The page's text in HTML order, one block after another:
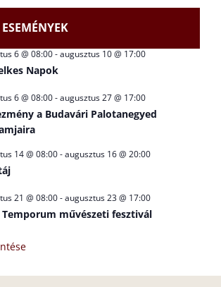
6 @ 08:00-augusztus 10 @ 17:00
Napok
6 @ 08:00-augusztus 27 @ 17:00
a Budavári Palotanegyed
14 @ 08:00-augusztus 16 @ 20:00
21 @ 08:00-augusztus 23 @ 17:00
Temporum művészeti fesztivál